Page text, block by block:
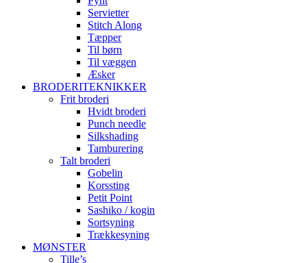
Servietter
Stitch Along
Tæpper
Til børn
Til væggen
Æsker
BRODERITEKNIKKER
Frit broderi
Hvidt broderi
Punch needle
Silkshading
Tamburering
Talt broderi
Gobelin
Korssting
Petit Point
Sashiko / kogin
Sortsyning
Trækkesyning
MØNSTER
Tille’s